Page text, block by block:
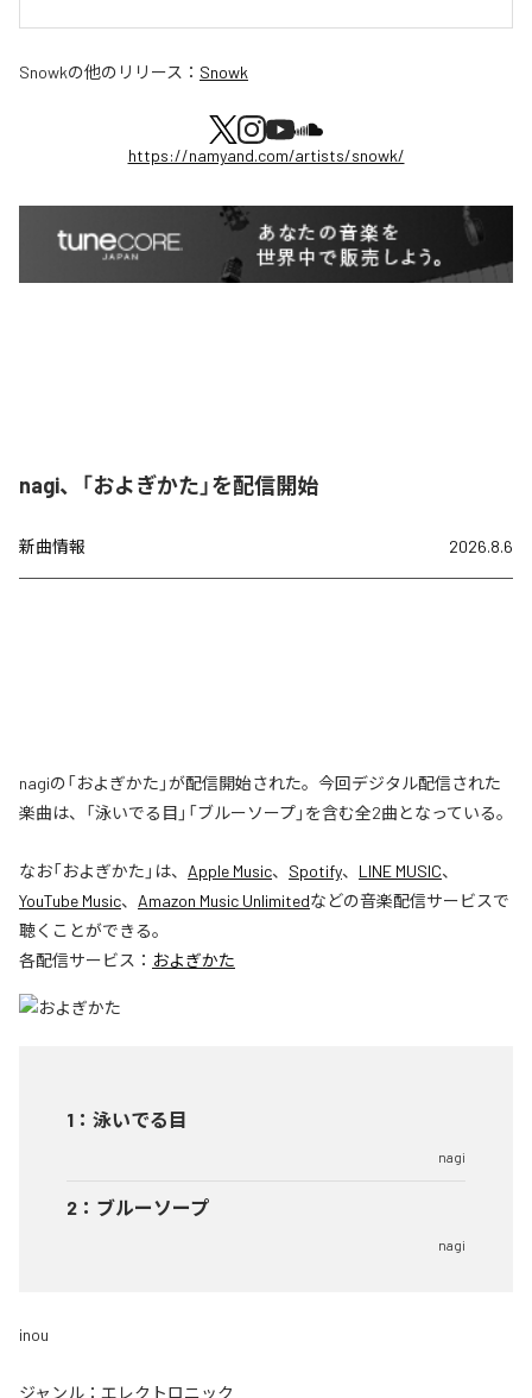
Snowkの他のリリース： Snowk
https://namyand.com/artists/snowk/
nagi、「およぎかた」を配信開始
新曲情報 2026.8.6
nagiの「およぎかた」が配信開始された。今回デジタル配信された
楽曲は、「泳いでる目」「ブルーソープ」を含む全2曲となっている。
なお「およぎかた 」は、 Apple Music、 Spotify、 LINE MUSIC、
YouTube Music、 Amazon Music Unlimitedなどの音楽配信サービスで
聴くことができる。
各配信サービス： およぎかた
1 ： 泳いでる目
nagi
2 ： ブルーソープ
nagi
inou
ジャンル： エレクトロニック